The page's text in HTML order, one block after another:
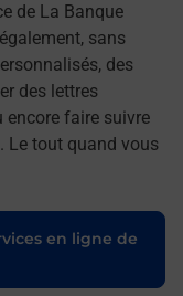
de La Banque
sans
des
des lettres
encore faire suivre
Le tout quand vous
en ligne de